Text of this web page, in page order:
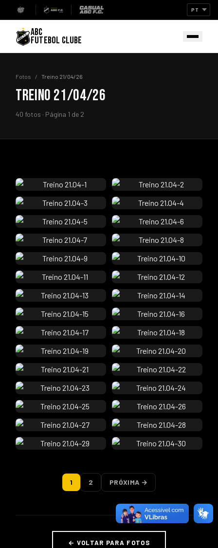
ABC
FUTEBOL CLUBE
Fotos / Treino 21/04/26
TREINO 21/04/26
40 fotos · Página 1 de 2
1 2 PRÓXIMA →
← VOLTAR PARA FOTOS